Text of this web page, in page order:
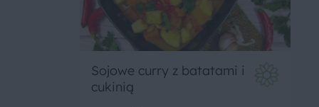
Sojowe curry z batatami i
cukinią